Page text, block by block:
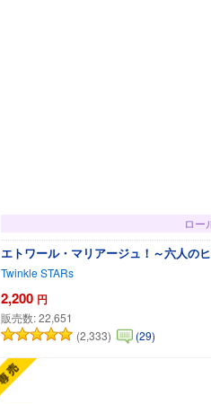
ロー
エトワール・マリアージュ！～六人の
Twinkle STARs
2,200 円
販売数:22,651
(2,333)
(29)